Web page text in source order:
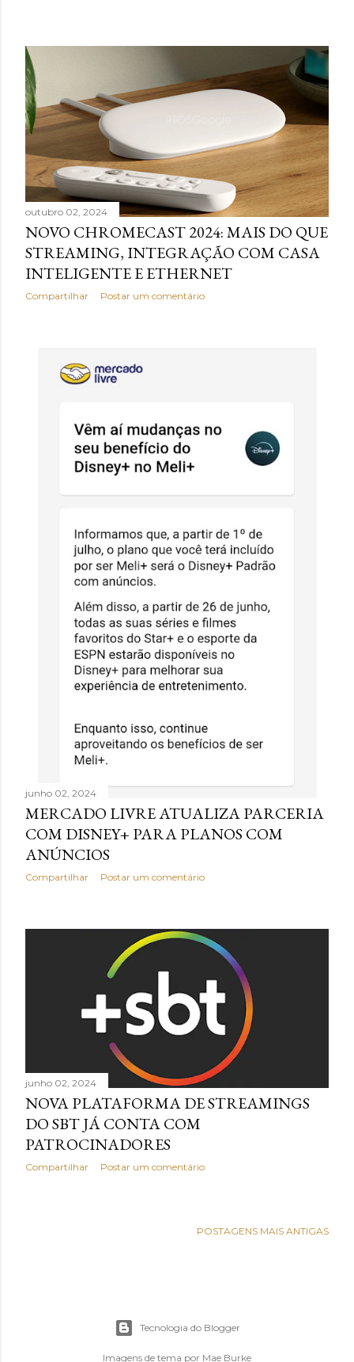
outubro 02, 2024
NOVO CHROMECAST 2024: MAIS DO QUE
STREAMING, INTEGRAÇÃO COM CASA
INTELIGENTE E ETHERNET
Compartilhar Postar um comentário
junho 02, 2024
MERCADO LIVRE ATUALIZA PARCERIA
COM DISNEY+ PARA PLANOS COM
ANÚNCIOS
Compartilhar Postar um comentário
junho 02, 2024
NOVA PLATAFORMA DE STREAMINGS
DO SBT JÁ CONTA COM
PATROCINADORES
Compartilhar Postar um comentário
POSTAGENS MAIS ANTIGAS
Tecnologia do Blogger
Imagens de tema por Mae Burke